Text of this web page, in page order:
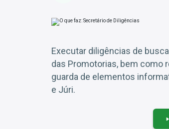
Executar diligências de
das Promotorias, bem como
guarda de elementos
e Júri.